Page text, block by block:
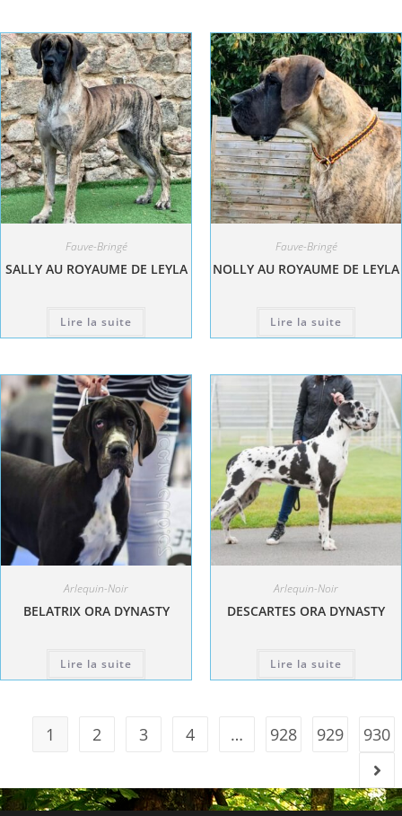
Fauve-Bringé
SALLY AU ROYAUME DE LEYLA
Lire la suite
Fauve-Bringé
NOLLY AU ROYAUME DE LEYLA
Lire la suite
Arlequin-Noir
BELATRIX ORA DYNASTY
Lire la suite
Arlequin-Noir
DESCARTES ORA DYNASTY
Lire la suite
1 2 3 4 … 928 929 930